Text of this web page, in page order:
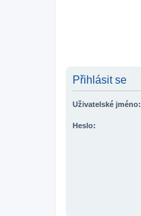
Přihlásit se
Uživatelské jméno:
Heslo: